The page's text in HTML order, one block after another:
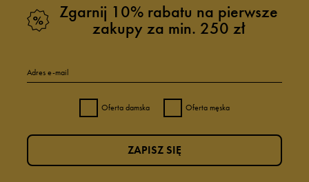
Zgarnij 10% rabatu na pierwsze
zakupy za min. 250 zł
Adres e-mail
Oferta damska Oferta męska
ZAPISZ SIĘ